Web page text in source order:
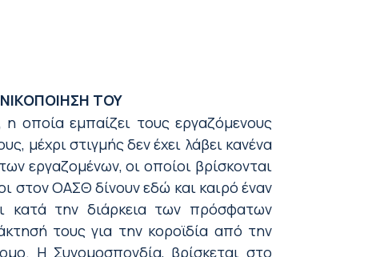
ΤΟΥ
η οποία εμπαίζει τους εργαζόμενους
μέχρι στιγμής δεν έχει λάβει κανένα
εργαζομένων, οι οποίοι βρίσκονται
στον ΟΑΣΘ δίνουν εδώ και καιρό έναν
κατά την διάρκεια των πρόσφατων
τους για την κοροϊδία από την
Η Συνομοσπονδία, βρίσκεται στο